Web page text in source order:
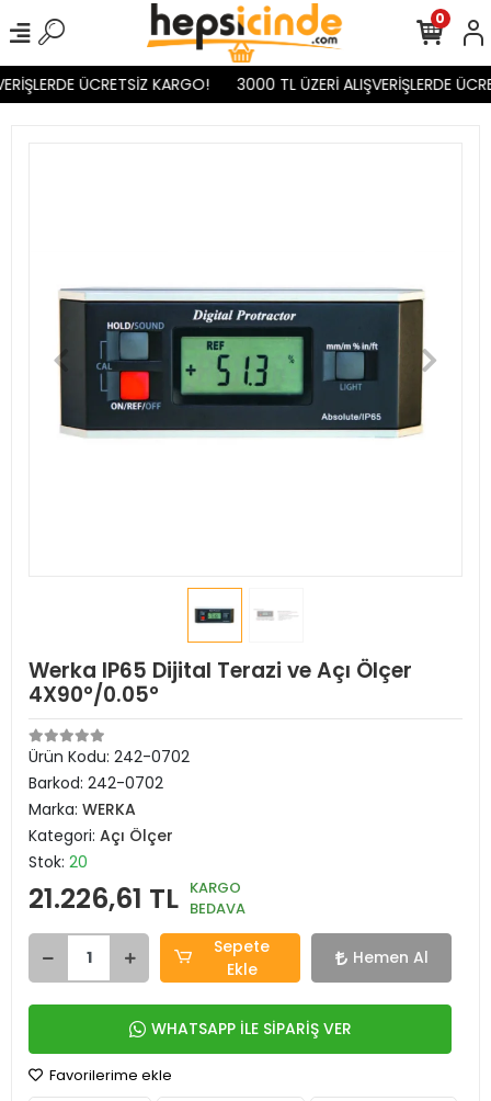
ÜCRETSİZ KARGO! 3000 TL ÜZERİ ALIŞVERİŞLERDE
0
Werka IP65 Dijital Terazi ve Açı Ölçer
4X90°/0.05°
Ürün Kodu: 242-0702
Barkod: 242-0702
Marka: WERKA
Kategori: Açı Ölçer
Stok: 20
21.226,61 TL KARGO
BEDAVA
Sepete
Ekle
Hemen Al
WHATSAPP İLE SİPARİŞ VER
Favorilerime ekle